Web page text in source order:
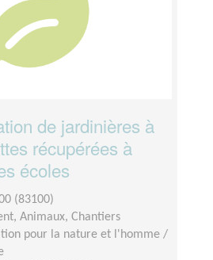
de jardinières à
récupérées à
écoles
(83100)
Animaux, Chantiers
pour la nature et l'homme /